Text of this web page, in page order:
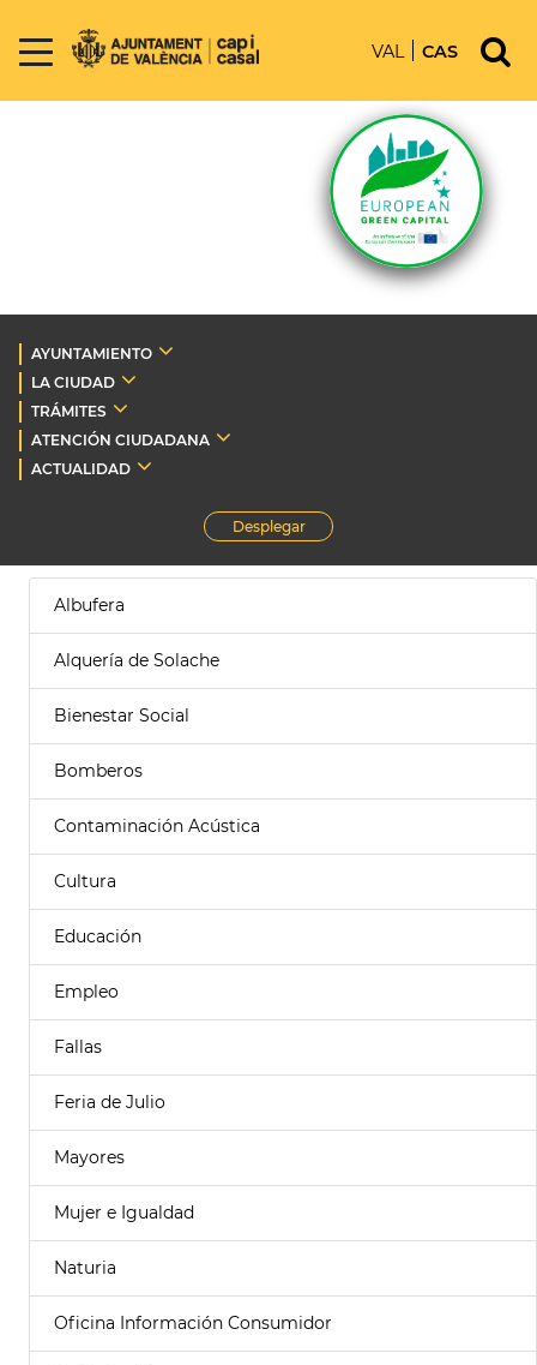
VAL CAS
AYUNTAMIENTO
LA CIUDAD
TRÁMITES
ATENCIÓN CIUDADANA
ACTUALIDAD
Desplegar
Albufera
Alquería de Solache
Bienestar Social
Bomberos
Contaminación Acústica
Cultura
Educación
Empleo
Fallas
Feria de Julio
Mayores
Mujer e Igualdad
Naturia
Oficina Información Consumidor